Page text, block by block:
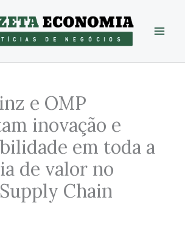
e OMP
inovação e
em toda a
de valor no
Chain